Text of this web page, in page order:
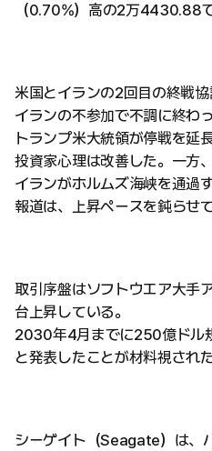
（0.70%）高の2万4430.88
米国とイランの2回目の終戦協
イランの不参加で不調に終わ
トランプ米大統領が停戦を延
投資家心理は改善した。一方、
イランがホルムズ海峡を通過
報道は、上昇ペースを鈍らせて
取引序盤はソフトウエア大手
台上昇している。
2030年4月までに250億ドル
と発表したことが材料視された
シーゲイト（Seagate）は、